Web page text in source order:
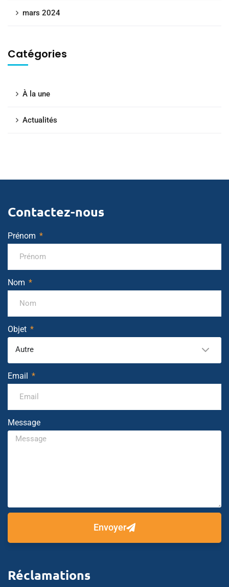
mars 2024
Catégories
À la une
Actualités
Contactez-nous
Prénom
Nom
Objet
Autre
Email
Message
Envoyer
Réclamations